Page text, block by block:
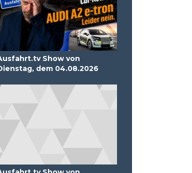
Show von
dem 04.08.2026